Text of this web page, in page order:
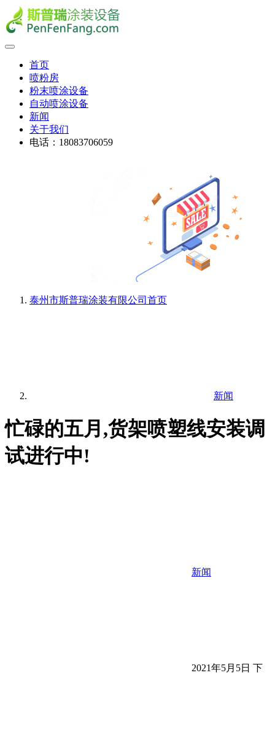
首页
喷粉房
粉末喷涂设备
自动喷涂设备
新闻
关于我们
电话：18083706059
泰州市斯普瑞涂装有限公司 首页
新闻
忙碌的五月,货架喷塑线安装调
试进行中!
新闻
2021年5月5日 下